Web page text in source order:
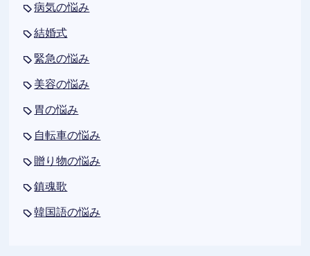
病気の悩み
結婚式
緊急の悩み
美容の悩み
胃の悩み
自転車の悩み
贈り物の悩み
鎮魂歌
韓国語の悩み